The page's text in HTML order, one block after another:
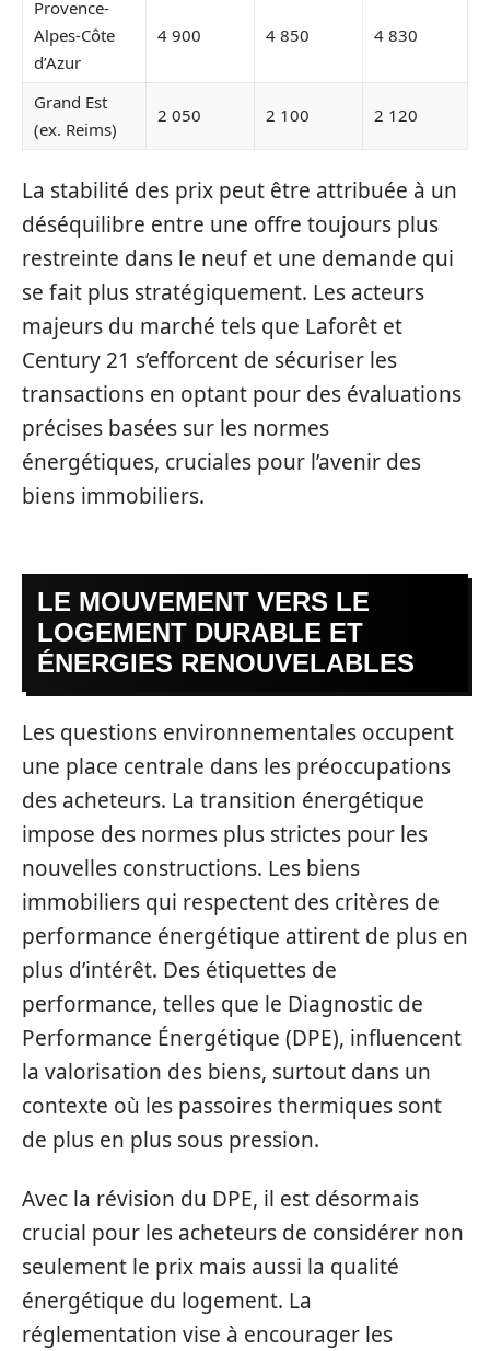
Provence-
Alpes-Côte
d’Azur
4 900 4 850 4 830
Grand Est
(ex. Reims)
2 050 2 100 2 120
La stabilité des prix peut être attribuée à un
déséquilibre entre une offre toujours plus
restreinte dans le neuf et une demande qui
se fait plus stratégiquement. Les acteurs
majeurs du marché tels que Laforêt et
Century 21 s’efforcent de sécuriser les
transactions en optant pour des évaluations
précises basées sur les normes
énergétiques, cruciales pour l’avenir des
biens immobiliers.
LE MOUVEMENT VERS LE
LOGEMENT DURABLE ET
ÉNERGIES RENOUVELABLES
Les questions environnementales occupent
une place centrale dans les préoccupations
des acheteurs. La transition énergétique
impose des normes plus strictes pour les
nouvelles constructions. Les biens
immobiliers qui respectent des critères de
performance énergétique attirent de plus en
plus d’intérêt. Des étiquettes de
performance, telles que le Diagnostic de
Performance Énergétique (DPE), influencent
la valorisation des biens, surtout dans un
contexte où les passoires thermiques sont
de plus en plus sous pression.
Avec la révision du DPE, il est désormais
crucial pour les acheteurs de considérer non
seulement le prix mais aussi la qualité
énergétique du logement. La
réglementation vise à encourager les